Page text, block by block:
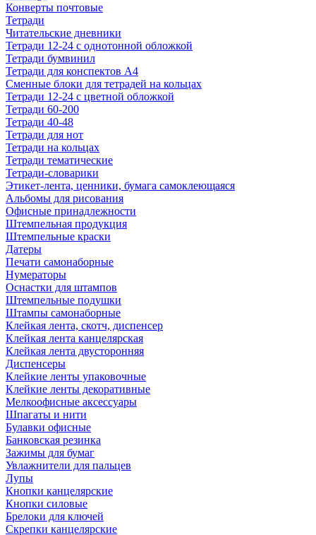
Конверты почтовые
Тетради
Читательские дневники
Тетради 12-24 с однотонной обложкой
Тетради бумвинил
Тетради для конспектов А4
Сменные блоки для тетрадей на кольцах
Тетради 12-24 с цветной обложкой
Тетради 60-200
Тетради 40-48
Тетради для нот
Тетради на кольцах
Тетради тематические
Тетради-словарики
Этикет-лента, ценники, бумага самоклеющаяся
Альбомы для рисования
Офисные принадлежности
Штемпельная продукция
Штемпельные краски
Датеры
Печати самонаборные
Нумераторы
Оснастки для штампов
Штемпельные подушки
Штампы самонаборные
Клейкая лента, скотч, диспенсер
Клейкая лента канцелярская
Клейкая лента двусторонняя
Диспенсеры
Клейкие ленты упаковочные
Клейкие ленты декоративные
Мелкоофисные аксессуары
Шпагаты и нити
Булавки офисные
Банковская резинка
Зажимы для бумаг
Увлажнители для пальцев
Лупы
Кнопки канцелярские
Кнопки силовые
Брелоки для ключей
Скрепки канцелярские